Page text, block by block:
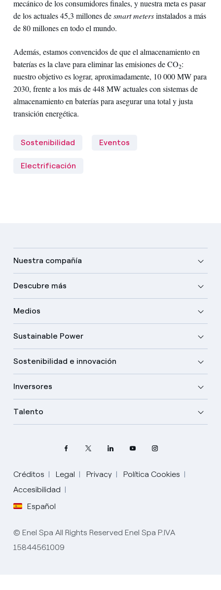
mecánico de los consumidores finales, y nuestra meta es pasar
de los actuales 45,3 millones desmart metersinstalados a más
de 80 millones en todo el mundo.
Además, estamos convencidos de que el almacenamiento en
baterías es la clave para eliminar las emisiones de CO2:
nuestro objetivo es lograr, aproximadamente, 10 000 MW para
2030, frente a los más de 448 MW actuales con sistemas de
almacenamiento en baterías para asegurar una total y justa
transición energética.
Sostenibilidad Eventos
Electrificación
Nuestra compañía
Descubre más
Medios
Sustainable Power
Sostenibilidad e innovación
Inversores
Talento
Créditos Legal Privacy
Política Cookies
Accesibilidad
Español
Elige tu idioma
Inglés
Español
© Enel Spa All Rights Reserved Enel Spa P.IVA
15844561009